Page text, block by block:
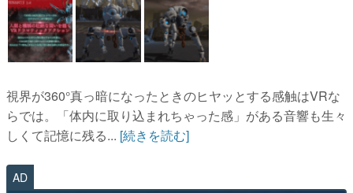
視界が360°真っ暗になったときのヒヤッとする感触はVRな
らでは。「体内に取り込まれちゃった感」がある音響も生々
しくて記憶に残る... [続きを読む]
AD